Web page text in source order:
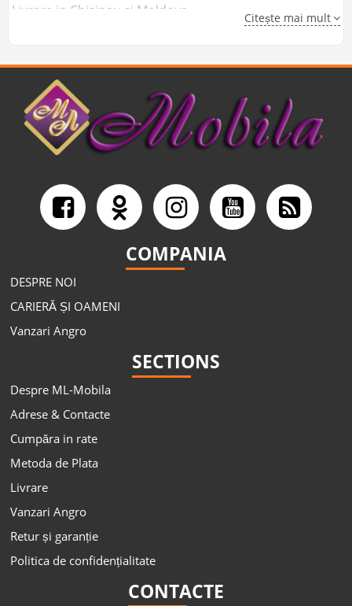
Livrare in Chisinau si Moldova.
Citește mai mult
COMPANIA
DESPRE NOI
CARIERĂ ȘI OAMENI
Vanzari Angro
SECTIONS
Despre ML-Mobila
Adrese & Contacte
Cumpăra in rate
Metoda de Plata
Livrare
Vanzari Angro
Retur și garanție
Politica de confidențialitate
CONTACTE